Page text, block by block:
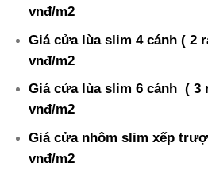
vnđ/m2
Giá cửa lùa slim 4 cánh ( 2
vnđ/m2
Giá cửa lùa slim 6 cánh ( 3
vnđ/m2
Giá cửa nhôm slim xếp
vnđ/m2